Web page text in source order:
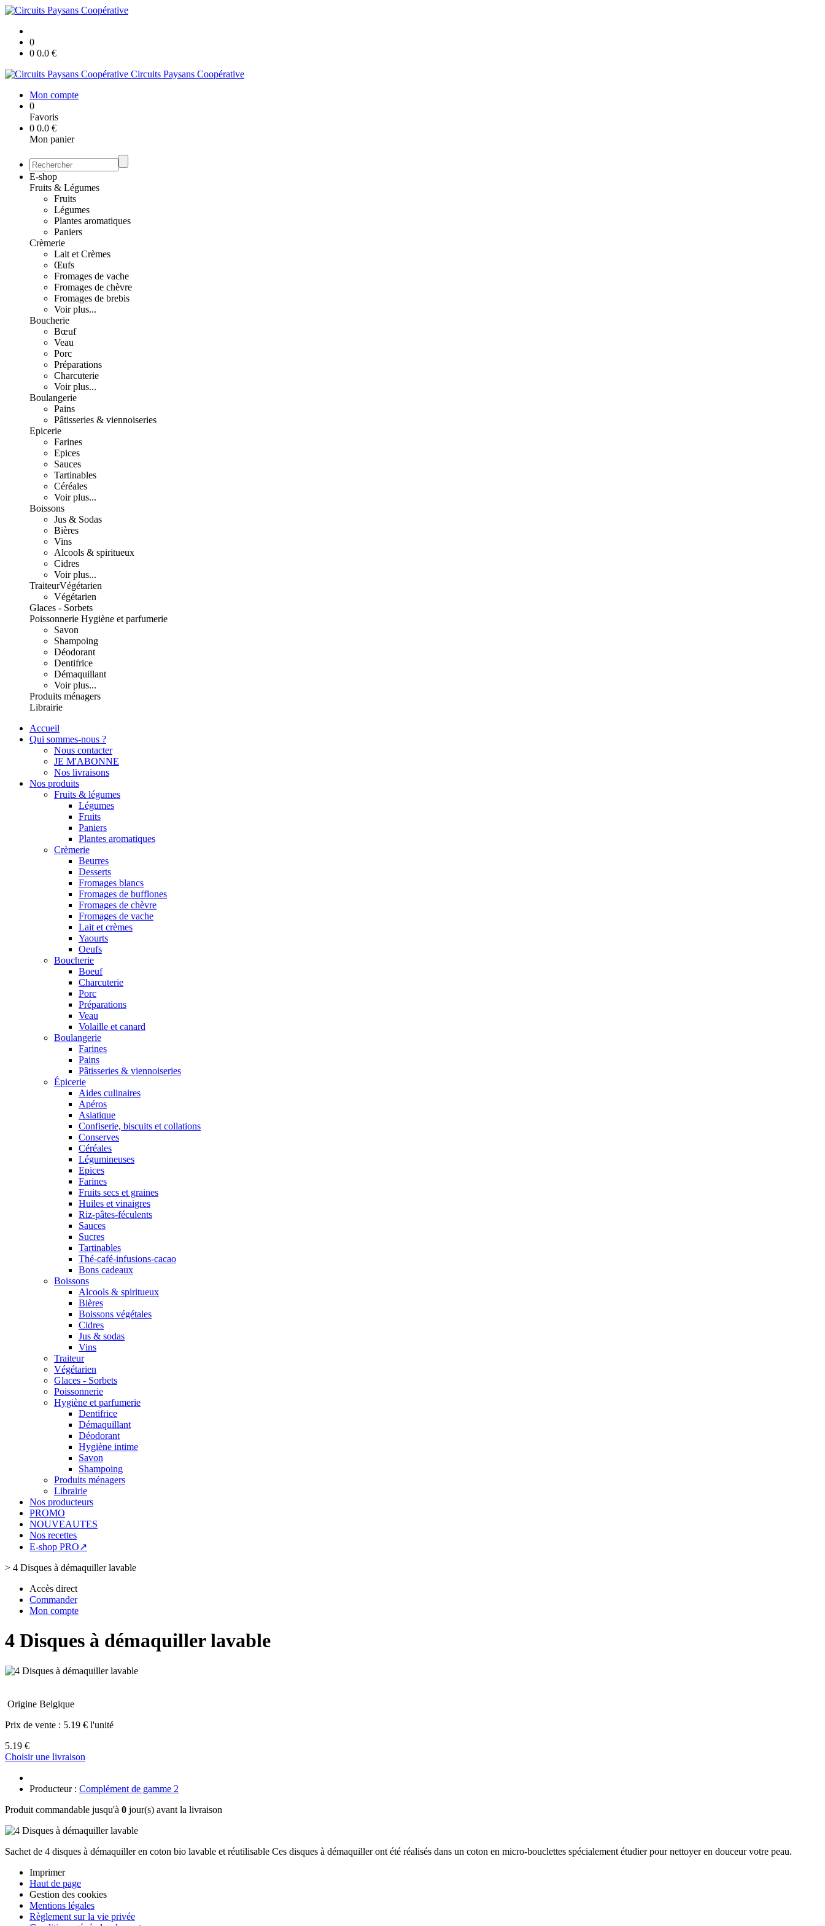
0
0 0.0 €
Circuits Paysans Coopérative
Mon compte
0
Favoris
0 0.0 €
Mon panier
E-shop
Fruits & Légumes
Fruits
Légumes
Plantes aromatiques
Paniers
Crèmerie
Lait et Crèmes
Œufs
Fromages de vache
Fromages de chèvre
Fromages de brebis
Voir plus...
Boucherie
Bœuf
Veau
Porc
Préparations
Charcuterie
Voir plus...
Boulangerie
Pains
Pâtisseries & viennoiseries
Epicerie
Farines
Epices
Sauces
Tartinables
Céréales
Voir plus...
Boissons
Jus & Sodas
Bières
Vins
Alcools & spiritueux
Cidres
Voir plus...
TraiteurVégétarien
Végétarien
Glaces - Sorbets
Poissonnerie Hygiène et parfumerie
Savon
Shampoing
Déodorant
Dentifrice
Démaquillant
Voir plus...
Produits ménagers
Librairie
Accueil
Qui sommes-nous ?
Nous contacter
JE M'ABONNE
Nos livraisons
Nos produits
Fruits & légumes
Légumes
Fruits
Paniers
Plantes aromatiques
Crèmerie
Beurres
Desserts
Fromages blancs
Fromages de bufflones
Fromages de chèvre
Fromages de vache
Lait et crèmes
Yaourts
Oeufs
Boucherie
Boeuf
Charcuterie
Porc
Préparations
Veau
Volaille et canard
Boulangerie
Farines
Pains
Pâtisseries & viennoiseries
Épicerie
Aides culinaires
Apéros
Asiatique
Confiserie, biscuits et collations
Conserves
Céréales
Légumineuses
Epices
Farines
Fruits secs et graines
Huiles et vinaigres
Riz-pâtes-féculents
Sauces
Sucres
Tartinables
Thé-café-infusions-cacao
Bons cadeaux
Boissons
Alcools & spiritueux
Bières
Boissons végétales
Cidres
Jus & sodas
Vins
Traiteur
Végétarien
Glaces - Sorbets
Poissonnerie
Hygiène et parfumerie
Dentifrice
Démaquillant
Déodorant
Hygiène intime
Savon
Shampoing
Produits ménagers
Librairie
Nos producteurs
PROMO
NOUVEAUTES
Nos recettes
E-shop PRO↗
> 4 Disques à démaquiller lavable
Accès direct
Commander
Mon compte
4 Disques à démaquiller lavable
Origine Belgique
Prix de vente : 5.19 € l'unité
5.19 €
Choisir une livraison
Producteur : Complément de gamme 2
Produit commandable jusqu'à 0 jour(s) avant la livraison
Sachet de 4 disques à démaquiller en coton bio lavable et réutilisable Ces disques à démaquiller ont été réalisés dans un coton en micro-bouclettes spécialement étudier pour nettoyer en douceur votre peau.
Imprimer
Haut de page
Gestion des cookies
Mentions légales
Règlement sur la vie privée